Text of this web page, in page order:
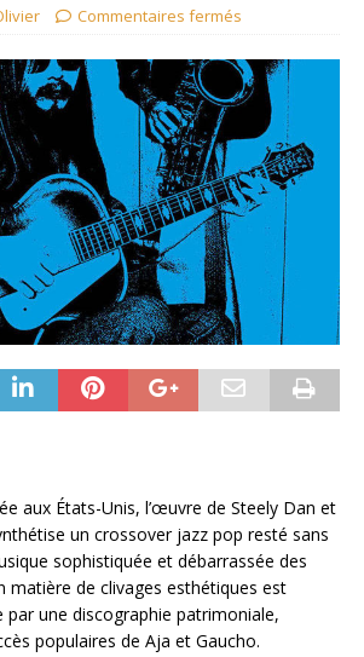
Commentaires fermés
aux États-Unis, l’œuvre de Steely Dan et
un crossover jazz pop resté sans
sophistiquée et débarrassée des
matière de clivages esthétiques est
par une discographie patrimoniale,
populaires de Aja et Gaucho.